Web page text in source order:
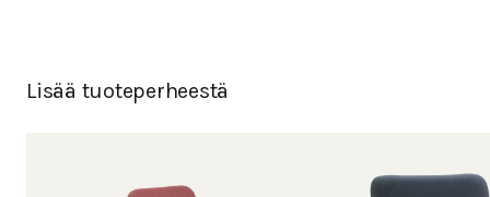
Lisää tuoteperheestä